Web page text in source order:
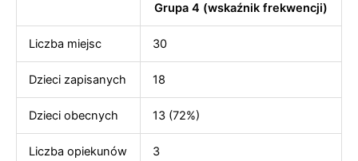
Grupa 4 (wskaźnik frekwencji)
Liczba miejsc 30
Dzieci zapisanych 18
Dzieci obecnych 13 (72%)
Liczba opiekunów 3